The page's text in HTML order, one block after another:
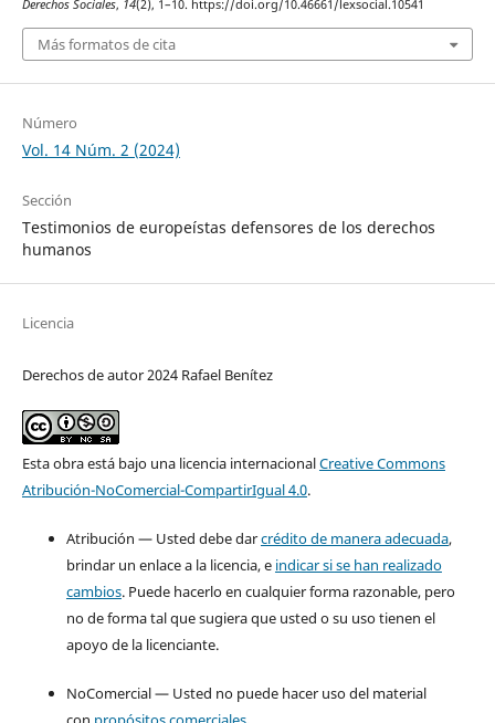
Derechos Sociales, 14(2), 1–10. https://doi.org/10.46661/lexsocial.10541
Más formatos de cita
Número
Vol. 14 Núm. 2 (2024)
Sección
Testimonios de europeístas defensores de los derechos
humanos
Licencia
Derechos de autor 2024 Rafael Benítez
Esta obra está bajo una licencia internacionalCreative Commons
Atribución-NoComercial-CompartirIgual 4.0.
Atribución — Usted debe darcrédito de manera adecuada,
brindar un enlace a la licencia, e indicar si se han realizado
cambios. Puede hacerlo en cualquier forma razonable, pero
no de forma tal que sugiera que usted o su uso tienen el
apoyo de la licenciante.
NoComercial — Usted no puede hacer uso del material